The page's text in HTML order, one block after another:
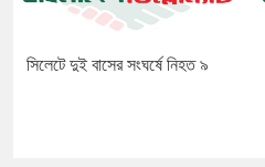
সিলেটে দুই বাসের সংঘর্ষে নিহত ৯